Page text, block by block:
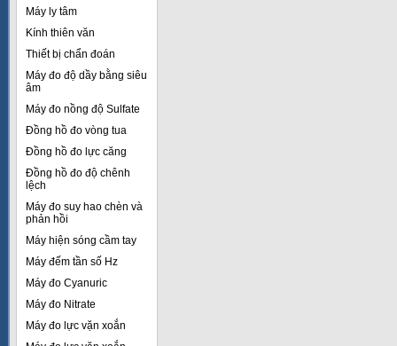
Máy ly tâm
Kính thiên văn
Thiết bị chẩn đoán
Máy đo độ dầy bằng siêu
âm
Máy đo nồng độ Sulfate
Đồng hồ đo vòng tua
Đồng hồ đo lực căng
Đồng hồ đo độ chênh
lệch
Máy đo suy hao chèn và
phản hồi
Máy hiện sóng cầm tay
Máy đếm tần số Hz
Máy đo Cyanuric
Máy đo Nitrate
Máy đo lực vặn xoắn